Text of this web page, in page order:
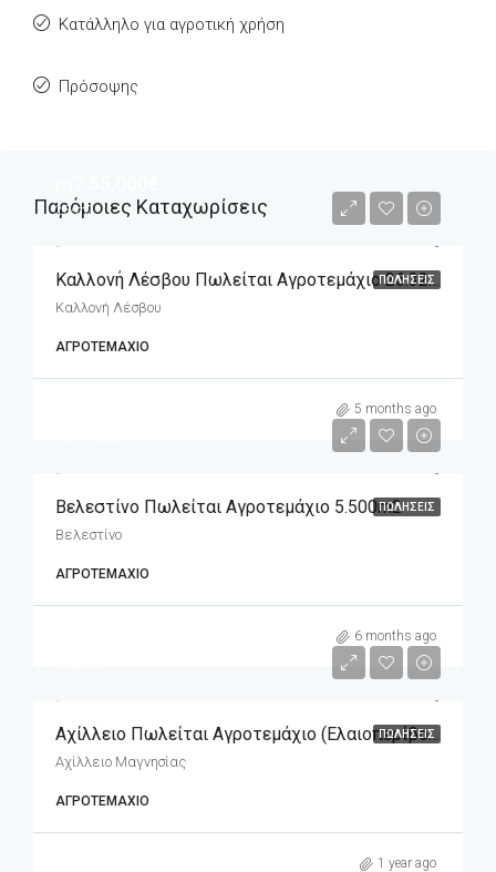
Κατάλληλο για αγροτική χρήση
Πρόσοψης
Παρόμοιες Καταχωρίσεις
ΠΩΛΉΣΕΙΣ
2€/m2
Καλλονή Λέσβου Πωλείται Αγροτεμάχιο 26.326m2
Καλλονή Λέσβου
ΑΓΡΟΤΕΜΆΧΙΟ
5 months ago
ΠΩΛΉΣΕΙΣ
Βελεστίνο Πωλείται Αγροτεμάχιο 5.500m2
Βελεστίνο
ΑΓΡΟΤΕΜΆΧΙΟ
6 months ago
ΠΩΛΉΣΕΙΣΑχίλλειο Πωλείται Αγροτεμάχιο (ελαιοπερίβολο) 3.143,05m2 Μπροστά Στη Θάλασσα
Αχίλλειο Μαγνησίας
ΑΓΡΟΤΕΜΆΧΙΟ
1 year ago